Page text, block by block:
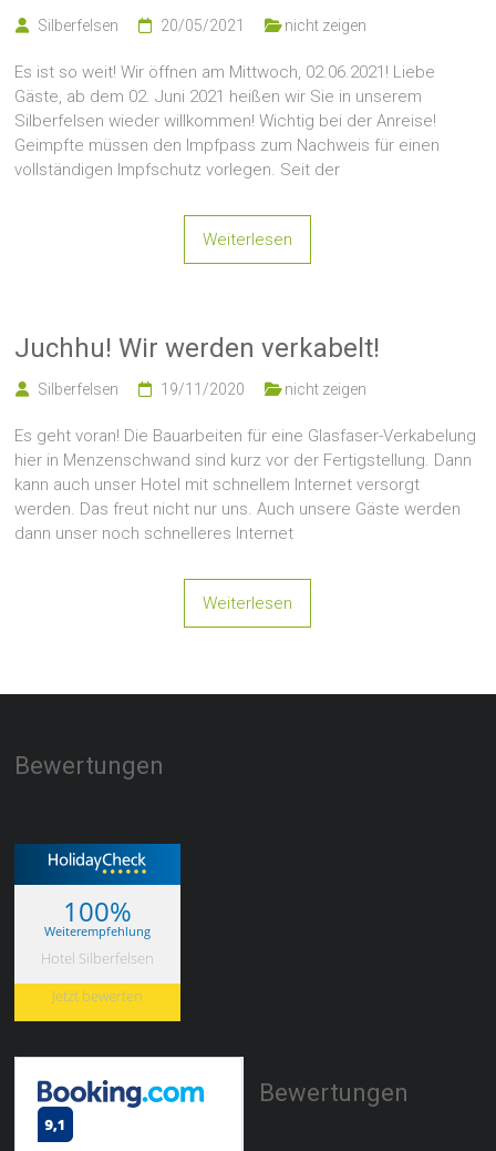
Silberfelsen 20/05/2021 nicht zeigen
Es ist so weit! Wir öffnen am Mittwoch, 02.06.2021! Liebe
Gäste, ab dem 02. Juni 2021 heißen wir Sie in unserem
Silberfelsen wieder willkommen! Wichtig bei der Anreise!
Geimpfte müssen den Impfpass zum Nachweis für einen
vollständigen Impfschutz vorlegen. Seit der
Weiterlesen
Juchhu! Wir werden verkabelt!
Silberfelsen 19/11/2020 nicht zeigen
Es geht voran! Die Bauarbeiten für eine Glasfaser-Verkabelung
hier in Menzenschwand sind kurz vor der Fertigstellung. Dann
kann auch unser Hotel mit schnellem Internet versorgt
werden. Das freut nicht nur uns. Auch unsere Gäste werden
dann unser noch schnelleres Internet
Weiterlesen
Bewertungen
100%
Weiterempfehlung
Hotel Silberfelsen
Jetzt bewerten
Bewertungen